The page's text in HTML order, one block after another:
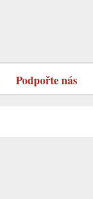
Podpořte nás